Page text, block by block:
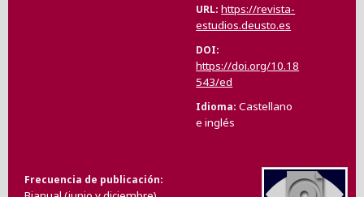
URL https://revista-
estudios.deusto.es
DOI
https://doi.org/10.18
543/ed
Idioma Castellano
e inglés
Frecuencia de publicación